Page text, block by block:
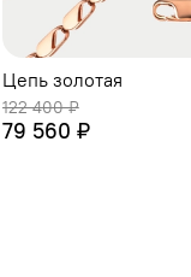
Цепь золотая
122 400 ₽
79 560 ₽